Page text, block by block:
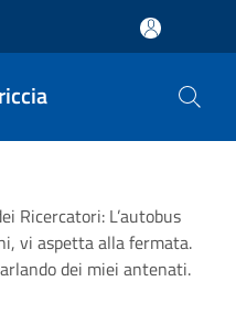
Ricercatori: L’autobus
vi aspetta alla fermata.
dei miei antenati.